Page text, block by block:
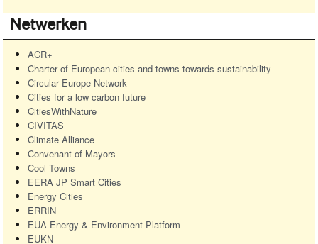
Netwerken
ACR+
Charter of European cities and towns towards sustainability
Circular Europe Network
Cities for a low carbon future
CitiesWithNature
CIVITAS
Climate Alliance
Convenant of Mayors
Cool Towns
EERA JP Smart Cities
Energy Cities
ERRIN
EUA Energy & Environment Platform
EUKN